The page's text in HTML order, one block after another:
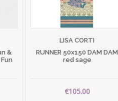
&
LISA CORTI
RUNNER 50x150 DAM DAM
red sage
€105.00